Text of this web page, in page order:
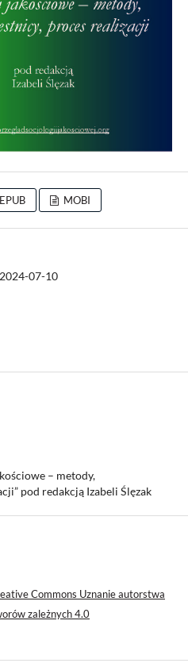
EPUB MOBI
07-10
– metody,
pod redakcją Izabeli Ślęzak
Commons Uznanie autorstwa
zależnych 4.0